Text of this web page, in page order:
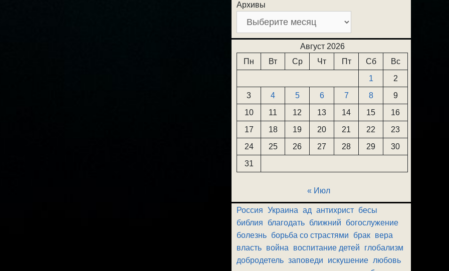
Архивы
Август 2026
Пн
Вт Ср Чт Пт Сб
Вс
1
2
3
4 5 6 7 8
9
10
11 12 13 14 15
16
17
18 19 20 21 22
23
24
25 26 27 28 29
30
31
« Июл
Россия Украина ад антихрист бесы
библия
благодать ближний
богослужение
болезнь борьба со страстями брак вера
власть война воспитание детей
глобализм
добродетель заповеди искушение любовь